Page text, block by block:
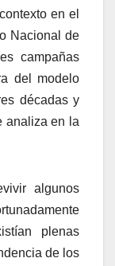
en el
Nacional de
campañas
del modelo
décadas y
analiza en la
algunos
plenas
de los